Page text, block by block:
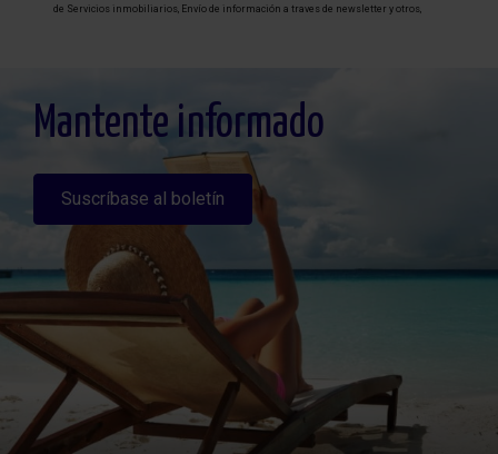
de Servicios inmobiliarios, Envío de información a traves de newsletter y otros,
detallada sobre protección de datosAquí
Mantente informado
Suscríbase al boletín